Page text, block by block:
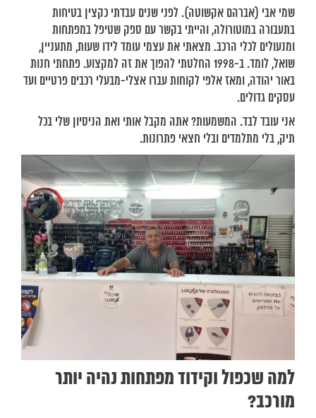
שמי אבי (אברהם אקשוטה). לפני שנים עבדתי כקצין בטיחות
בתעבורה במוטורולה, והייתי בקשר עם ספק שטיפל במפתחות
ומנעולים לכלי הרכב. מצאתי את עצמי עומד לידו שעות, מתעניין,
שואל, לומד. ב-1998 החלטתי להפוך את זה למקצוע. פתחתי חנות
באור יהודה, ומאז אלפי לקוחות עברו אצלי-מבעלי רכבים פרטיים ועד
עסקים גדולים.
אני עובד לבד. המשמעות? אתה מקבל אותי ואת הניסיון שלי בכל
תיק, בלי מתלמדים ובלי חצאי פתרונות.
למה שכפול וקידוד מפתחות נהיה יותר
מורכב?